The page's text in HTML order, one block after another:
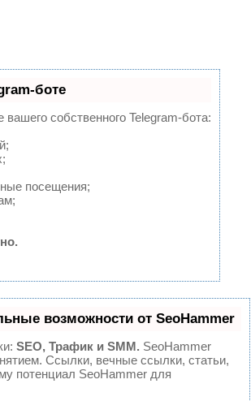
боте
собственного Telegram-бота:
посещения;
возможности от SeoHammer
SEO, Трафик и SMM. SeoHammer
Ссылки, вечные ссылки, статьи,
потенциал SeoHammer для